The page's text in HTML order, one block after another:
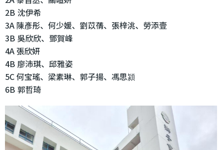
2B 沈伊希
3A 陳彥彤、何少媛、劉苡蒨、張梓洮、勞添壹
3B 吳欣欣、鄧賀峰
4A 張欣妍
4B 廖沛琪、邱雅姿
5C 何宝瑤、梁素琳、郭子揚、馮思潁
6B 郭哲琦